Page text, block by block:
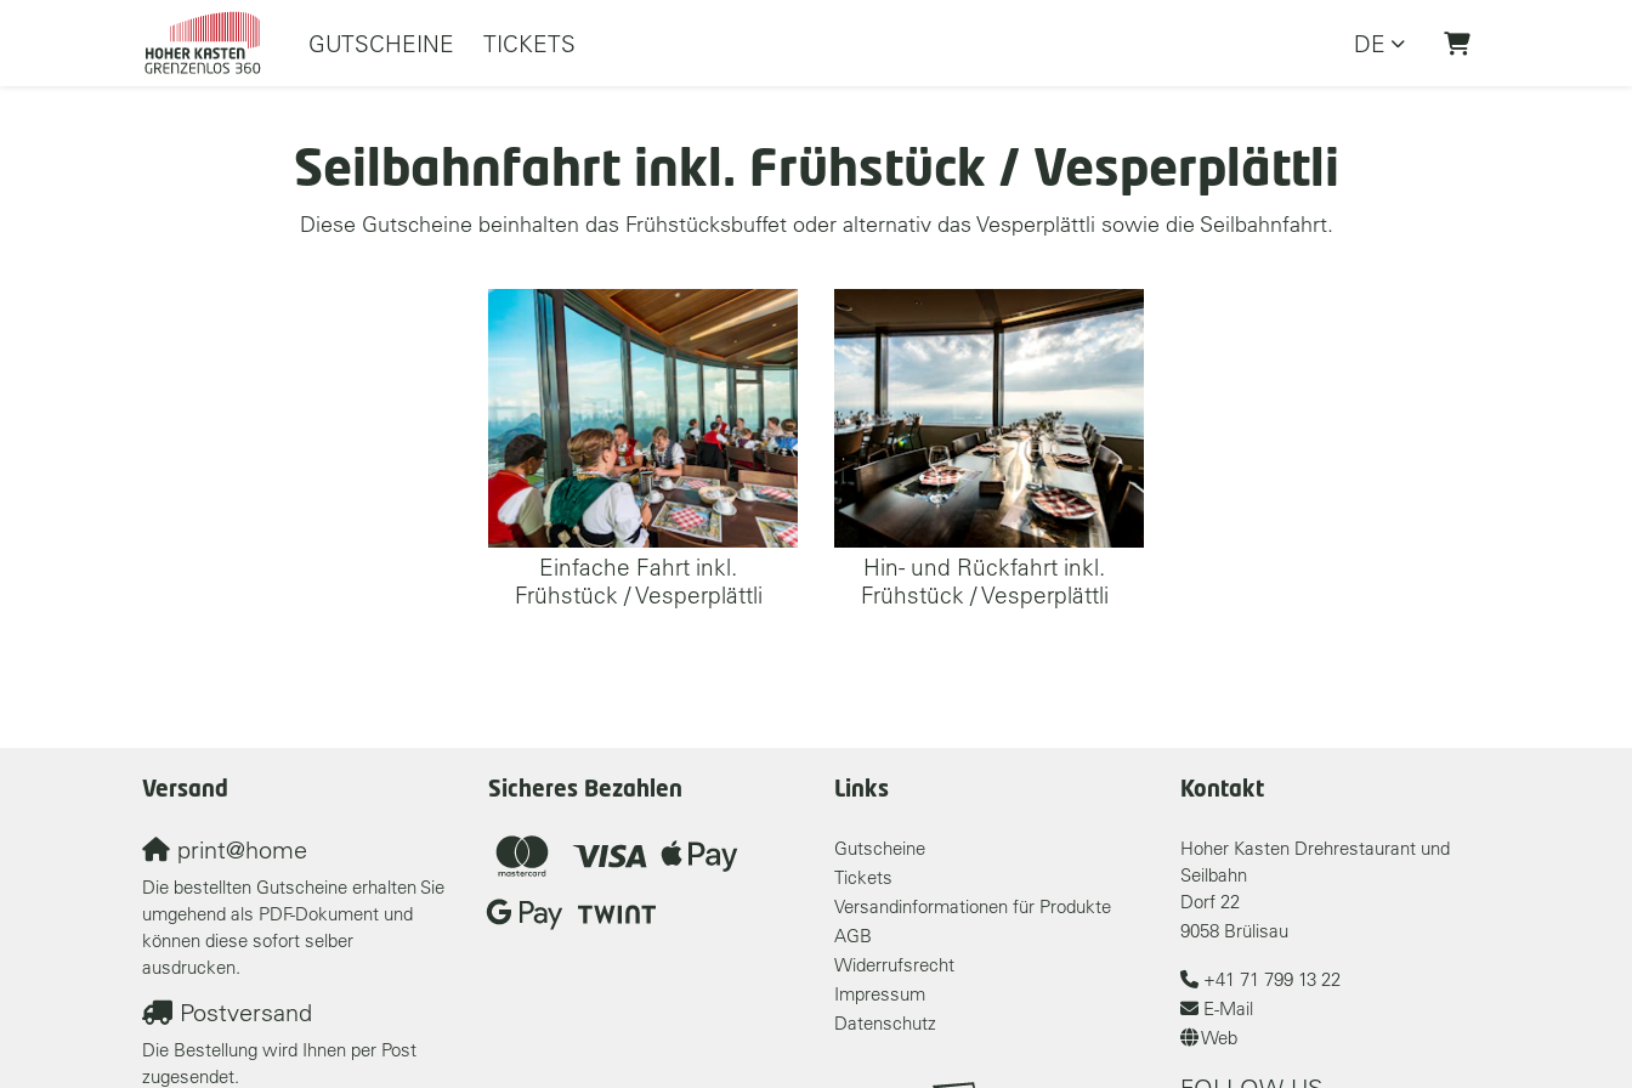
GUTSCHEINE TICKETS DE
WARENKORB
Seilbahnfahrt inkl. Frühstück / Vesperplättli
Diese Gutscheine beinhalten das Frühstücksbuffet oder alternativ das Vesperplättli sowie die Seilbahnfahrt.
Einfache Fahrt inkl.
Frühstück / Vesperplättli
Hin- und Rückfahrt inkl.
Frühstück / Vesperplättli
Versand
print@home
Die bestellten Gutscheine erhalten Sie
umgehend als PDF-Dokument und
können diese sofort selber
ausdrucken.
Postversand
Die Bestellung wird Ihnen per Post
zugesendet.
Sicheres Bezahlen Links
Gutscheine
Tickets
Versandinformationen für Produkte
AGB
Widerrufsrecht
Impressum
Datenschutz
Kontakt
Hoher Kasten Drehrestaurant und
Seilbahn
Dorf 22
9058 Brülisau
+41 71 799 13 22
E-Mail
Web